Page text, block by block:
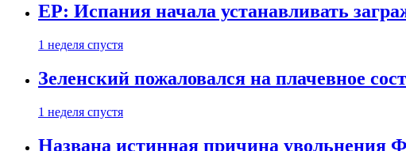
EP: Испания начала устанавливать
1 неделя спустя
Зеленский пожаловался на плачевное
1 неделя спустя
Названа истинная причина увольнения